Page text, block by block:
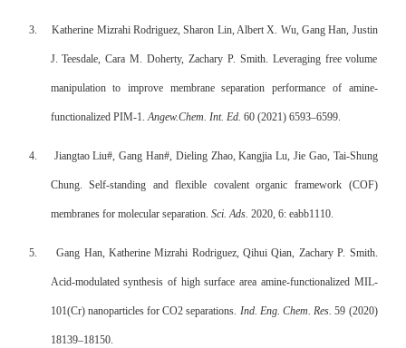
3. Katherine Mizrahi Rodriguez, Sharon Lin, Albert X. Wu, Gang Han, Justin
J. Teesdale, Cara M. Doherty, Zachary P. Smith. Leveraging free volume
manipulation to improve membrane separation performance of amine-
functionalized PIM-1.Angew.Chem. Int. Ed. 60 (2021) 6593–6599.
4. Jiangtao Liu#, Gang Han#, Dieling Zhao, Kangjia Lu, Jie Gao, Tai-Shung
Chung. Self-standing and flexible covalent organic framework (COF)
membranes for molecular separation. Sci. Ads. 2020, 6: eabb1110.
5. Gang Han, Katherine Mizrahi Rodriguez, Qihui Qian, Zachary P. Smith.
Acid-modulated synthesis of high surface area amine-functionalized MIL-
101(Cr) nanoparticles for CO2 separations. Ind. Eng. Chem. Res. 59 (2020)
18139–18150.